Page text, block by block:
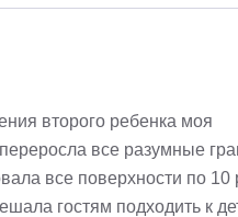
второго ребенка моя
все разумные
все поверхности по 10
гостям подходить к